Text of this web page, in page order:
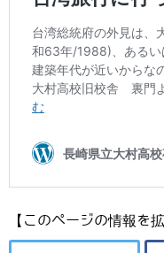
【このページの情報を